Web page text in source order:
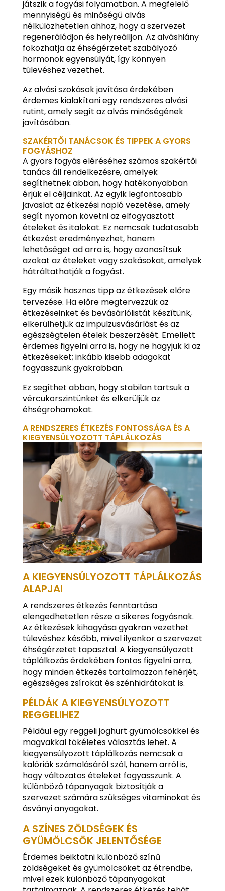
játszik a fogyási folyamatban. A megfelelő
mennyiségű és minőségű alvás
nélkülözhetetlen ahhoz, hogy a szervezet
regenerálódjon és helyreálljon. Az alváshiány
fokozhatja az éhségérzetet szabályozó
hormonok egyensúlyát, így könnyen
túlevéshez vezethet.
Az alvási szokások javítása érdekében
érdemes kialakítani egy rendszeres alvási
rutint, amely segít az alvás minőségének
javításában.
SZAKÉRTŐI TANÁCSOK ÉS TIPPEK A GYORS
FOGYÁSHOZ
A gyors fogyás eléréséhez számos szakértői
tanács áll rendelkezésre, amelyek
segíthetnek abban, hogy hatékonyabban
érjük el céljainkat. Az egyik legfontosabb
javaslat az étkezési napló vezetése, amely
segít nyomon követni az elfogyasztott
ételeket és italokat. Ez nemcsak tudatosabb
étkezést eredményezhet, hanem
lehetőséget ad arra is, hogy azonosítsuk
azokat az ételeket vagy szokásokat, amelyek
hátráltathatják a fogyást.
Egy másik hasznos tipp az étkezések előre
tervezése. Ha előre megtervezzük az
étkezéseinket és bevásárlólistát készítünk,
elkerülhetjük az impulzusvásárlást és az
egészségtelen ételek beszerzését. Emellett
érdemes figyelni arra is, hogy ne hagyjuk ki az
étkezéseket; inkább kisebb adagokat
fogyasszunk gyakrabban.
Ez segíthet abban, hogy stabilan tartsuk a
vércukorszintünket és elkerüljük az
éhségrohamokat.
A RENDSZERES ÉTKEZÉS FONTOSSÁGA ÉS A
KIEGYENSÚLYOZOTT TÁPLÁLKOZÁS
A KIEGYENSÚLYOZOTT TÁPLÁLKOZÁS
ALAPJAI
A rendszeres étkezés fenntartása
elengedhetetlen része a sikeres fogyásnak.
Az étkezések kihagyása gyakran vezethet
túlevéshez később, mivel ilyenkor a szervezet
éhségérzetet tapasztal. A kiegyensúlyozott
táplálkozás érdekében fontos figyelni arra,
hogy minden étkezés tartalmazzon fehérjét,
egészséges zsírokat és szénhidrátokat is.
PÉLDÁK A KIEGYENSÚLYOZOTT
REGGELIHEZ
Például egy reggeli joghurt gyümölcsökkel és
magvakkal tökéletes választás lehet. A
kiegyensúlyozott táplálkozás nemcsak a
kalóriák számolásáról szól, hanem arról is,
hogy változatos ételeket fogyasszunk. A
különböző tápanyagok biztosítják a
szervezet számára szükséges vitaminokat és
ásványi anyagokat.
A SZÍNES ZÖLDSÉGEK ÉS
GYÜMÖLCSÖK JELENTŐSÉGE
Érdemes beiktatni különböző színű
zöldségeket és gyümölcsöket az étrendbe,
mivel ezek különböző tápanyagokat